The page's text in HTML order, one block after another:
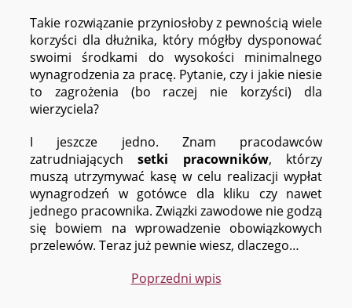
Takie rozwiązanie przyniosłoby z pewnością wiele
korzyści dla dłużnika, który mógłby dysponować
swoimi środkami do wysokości minimalnego
wynagrodzenia za pracę. Pytanie, czy i jakie niesie
to zagrożenia (bo raczej nie korzyści) dla
wierzyciela?
I jeszcze jedno. Znam pracodawców
zatrudniającychsetki pracowników, którzy
muszą utrzymywać kasę w celu realizacji wypłat
wynagrodzeń w gotówce dla kliku czy nawet
jednego pracownika. Związki zawodowe nie godzą
się bowiem na wprowadzenie obowiązkowych
przelewów. Teraz już pewnie wiesz, dlaczego…
Poprzedni wpis